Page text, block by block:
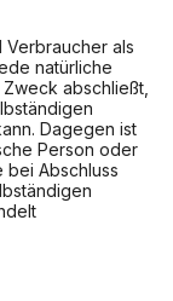
Verbraucher als
natürliche
abschließt,
Dagegen ist
Person oder
Abschluss